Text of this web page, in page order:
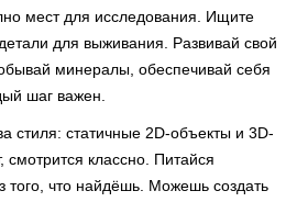
мест для исследования. Ищите
для выживания. Развивай свой
минералы, обеспечивай себя
шаг важен.
стиля: статичные 2D-объекты и 3D-
классно. Питайся
того, что найдёшь. Можешь создать